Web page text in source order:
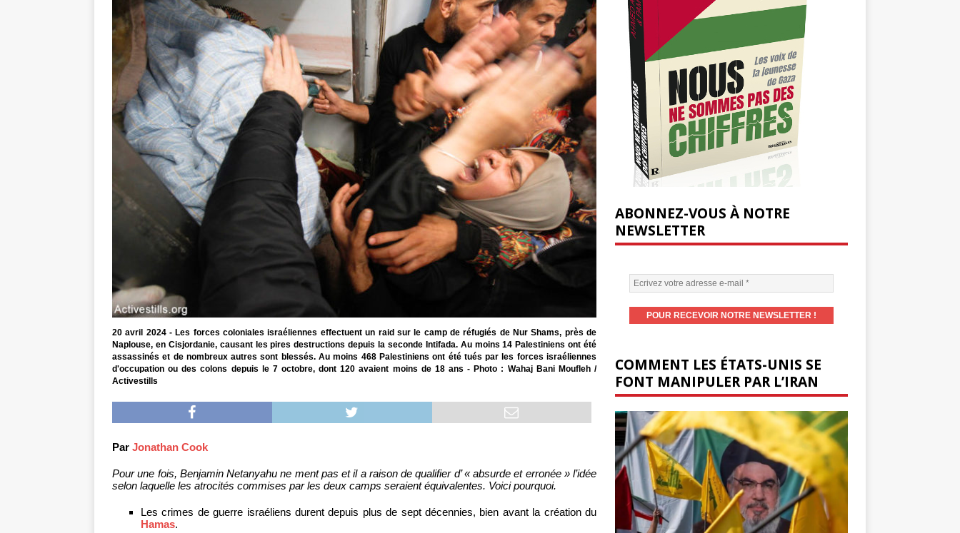
20 avril 2024 - Les forces coloniales israéliennes effectuent un raid sur le camp de réfugiés de Nur Shams, près de
Naplouse, en Cisjordanie, causant les pires destructions depuis la seconde Intifada. Au moins 14 Palestiniens ont été
assassinés et de nombreux autres sont blessés. Au moins 468 Palestiniens ont été tués par les forces israéliennes
d'occupation ou des colons depuis le 7 octobre, dont 120 avaient moins de 18 ans - Photo : Wahaj Bani Moufleh /
Activestills
Par Jonathan Cook
Pour une fois, Benjamin Netanyahu ne ment pas et il a raison de qualifier d’ « absurde et erronée » l’idée
selon laquelle les atrocités commises par les deux camps seraient équivalentes. Voici pourquoi.
Les crimes de guerre israéliens durent depuis plus de sept décennies, bien avant la création du
Hamas.
ABONNEZ-VOUS À NOTRE
NEWSLETTER
COMMENT LES ÉTATS-UNIS SE
FONT MANIPULER PAR L’IRAN